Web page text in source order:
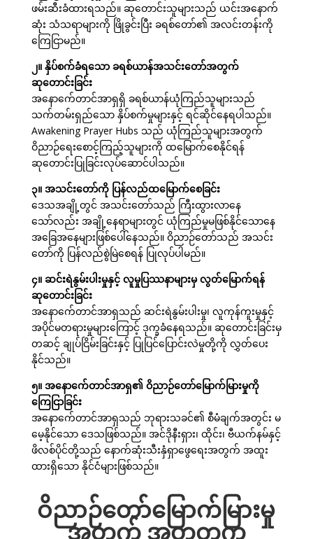
ဖမ်းဆီးခံထားရသည်။ ဆုတောင်းသူများသည် ယင်းအနောက်
ဆုံး သံသရာများကို ဖြိုခွင်းပြီး ခရစ်တော်၏ အလင်းတန်းကို
ကြေငြာမည်။
၂။ နှိပ်စက်ခံရသော ခရစ်ယာန်အသင်းတော်အတွက်
ဆုတောင်းခြင်း
အနောက်ေတာင်အာရှရှိ ခရစ်ယာန်ယုံကြည်သူများသည်
သက်တမ်းရှည်သော နှိပ်စက်မှုများနှင့် ရင်ဆိုင်နေရပါသည်။
Awakening Prayer Hubs သည် ယုံကြည်သူများအတွက်
ဝိညာဉ်ရေးစောင့်ကြည့်သူများကို ထမြောက်စေနိုင်ရန်
ဆုတောင်းပြုခြင်းလုပ်ဆောင်ပါသည်။
၃။ အသင်းတော်ကို ပြန်လည်ထမြောက်စေခြင်း
ဒေသအချို့တွင် အသင်းတော်သည် ကြီးထွားလာနေ
သော်လည်း အချို့နေရာများတွင် ယုံကြည်မှုမဖြစ်နိုင်သောနေ
အခြေအနေများဖြစ်ပေါ်နေသည်။ ဝိညာဉ်တော်သည် အသင်း
တော်ကို ပြန်လည်စွဲမြဲစေရန် ပြုလုပ်ပါမည်။
၄။ ဆင်းရဲနွမ်းပါးမှုနှင့် လူမှုပြဿနာများမှ လွတ်မြောက်ရန်
ဆုတောင်းခြင်း
အနောက်ေတာင်အာရှသည် ဆင်းရဲနွမ်းပါးမှု၊ လူကုန်ကူးမှုနှင့်
အပိုင်မတရားမှုများကြောင့် ဒုက္ခခံနေရသည်။ ဆုတောင်းခြင်းမှ
တဆင့် ချုပ်ငြိမ်းခြင်းနှင့် ပြုပြင်ပြောင်းလဲမှုတို့ကို လွှတ်ပေး
နိုင်သည်။
၅။ အနောက်ေတာင်အာရှ၏ ဝိညာဉ်တော်မြောက်မြားမှုကို
ကြေငြာခြင်း
အနောက်ေတာင်အာရှသည် ဘုရားသခင်၏ စီမံချက်အတွင်း မ
မေ့နိုင်သော ဒေသဖြစ်သည်။ အင်ဒိုနီးရှား၊ ထိုင်း၊ ဗီယက်နမ်နှင့်
ဖိလစ်ပိုင်တို့သည် နောက်ဆုံးသီးနှံရှာဖွေရေးအတွက် အထူး
ထားရှိသော နိုင်ငံများဖြစ်သည်။
ဝိညာဉ်တော်မြောက်မြားမှု
အတွက် အတူတကွ